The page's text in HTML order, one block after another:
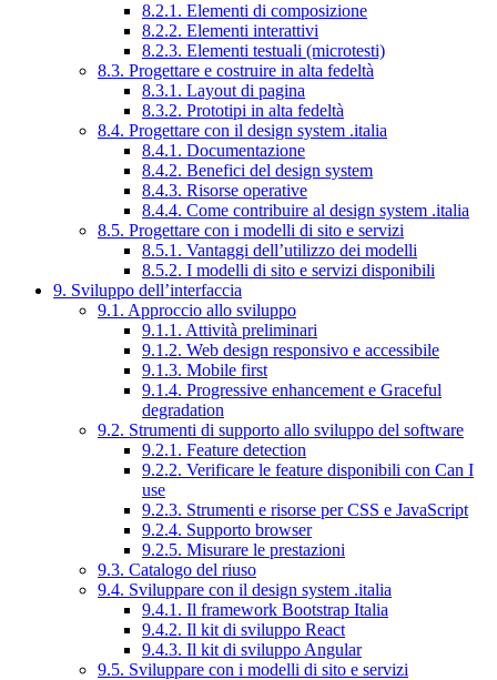
8.2.1. Elementi di composizione
8.2.2. Elementi interattivi
8.2.3. Elementi testuali (microtesti)
8.3. Progettare e costruire in alta fedeltà
8.3.1. Layout di pagina
8.3.2. Prototipi in alta fedeltà
8.4. Progettare con il design system .italia
8.4.1. Documentazione
8.4.2. Benefici del design system
8.4.3. Risorse operative
8.4.4. Come contribuire al design system .italia
8.5. Progettare con i modelli di sito e servizi
8.5.1. Vantaggi dell’utilizzo dei modelli
8.5.2. I modelli di sito e servizi disponibili
9. Sviluppo dell’interfaccia
9.1. Approccio allo sviluppo
9.1.1. Attività preliminari
9.1.2. Web design responsivo e accessibile
9.1.3. Mobile first
9.1.4. Progressive enhancement e Graceful
degradation
9.2. Strumenti di supporto allo sviluppo del software
9.2.1. Feature detection
9.2.2. Verificare le feature disponibili con Can I
use
9.2.3. Strumenti e risorse per CSS e JavaScript
9.2.4. Supporto browser
9.2.5. Misurare le prestazioni
9.3. Catalogo del riuso
9.4. Sviluppare con il design system .italia
9.4.1. Il framework Bootstrap Italia
9.4.2. Il kit di sviluppo React
9.4.3. Il kit di sviluppo Angular
9.5. Sviluppare con i modelli di sito e servizi